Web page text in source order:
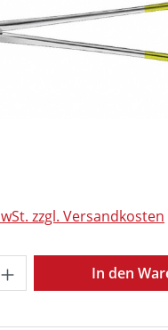
zzgl. Versandkosten
Gib den
In den